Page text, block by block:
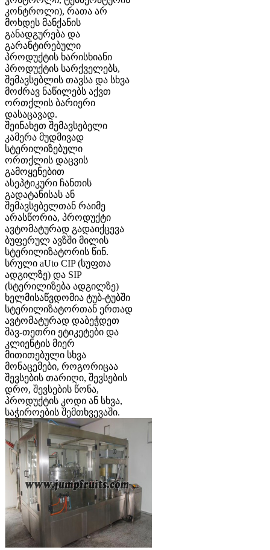
კონტროლი), რათა არ
მოხდეს მანქანის
განადგურება და
გარანტირებული
პროდუქტის ხარისხიანი
პროდუქტის სარქველებს,
შემავსებლის თავსა და სხვა
მოძრავ ნაწილებს აქვთ
ორთქლის ბარიერი
დასაცავად.
შეინახეთ შემავსებელი
კამერა მუდმივად
სტერილიზებული
ორთქლის დაცვის
გამოყენებით
ასეპტიკური ჩანთის
გადატანისას ან
შემავსებელთან რაიმე
არასწორია, პროდუქტი
ავტომატურად გადაიქცევა
ბუფერულ ავზში მილის
სტერილიზატორის წინ.
სრული aUto CIP (სუფთა
ადგილზე) და SIP
(სტერილიზება ადგილზე)
ხელმისაწვდომია ტუბ-ტუბში
სტერილიზატორთან ერთად
ავტომატურად დაბეჭდეთ
შავ-თეთრი ეტიკეტები და
კლიენტის მიერ
მითითებული სხვა
მონაცემები, როგორიცაა
შევსების თარიღი, შევსების
დრო, შევსების წონა,
პროდუქტის კოდი ან სხვა,
საჭიროების შემთხვევაში.